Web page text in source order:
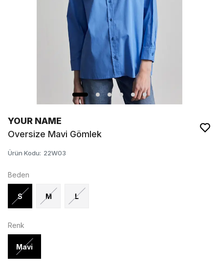
YOUR NAME
Oversize Mavi Gömlek
Ürün Kodu: 22W03
Beden
S M L
Renk
Mavi